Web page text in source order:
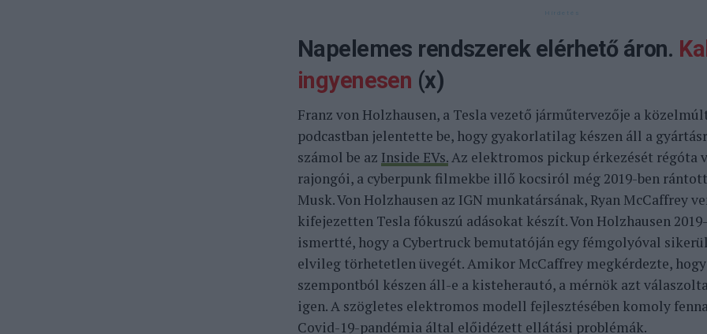
Napelemes rendszerek elérhető áron.
ingyenesen (x)
Franz von Holzhausen, a Tesla vezető járműtervezője a
podcastban jelentette be, hogy gyakorlatilag készen áll a
számol be az Inside EVs.Az elektromos pickup érkezését régóta
rajongói, a cyberpunk filmekbe illő kocsiról még 2019-ben
Musk. Von Holzhausen az IGN munkatársának, Ryan McCaffrey
kifejezetten Tesla fókuszú adásokat készít. Von Holzhausen
ismertté, hogy a Cybertruck bemutatóján egy fémgolyóval
elvileg törhetetlen üvegét. Amikor McCaffrey megkérdezte,
szempontból készen áll-e a kisteherautó, a mérnök azt
igen. A szögletes elektromos modell fejlesztésében komoly
Covid-19-pandémia által előidézett ellátási problémák.